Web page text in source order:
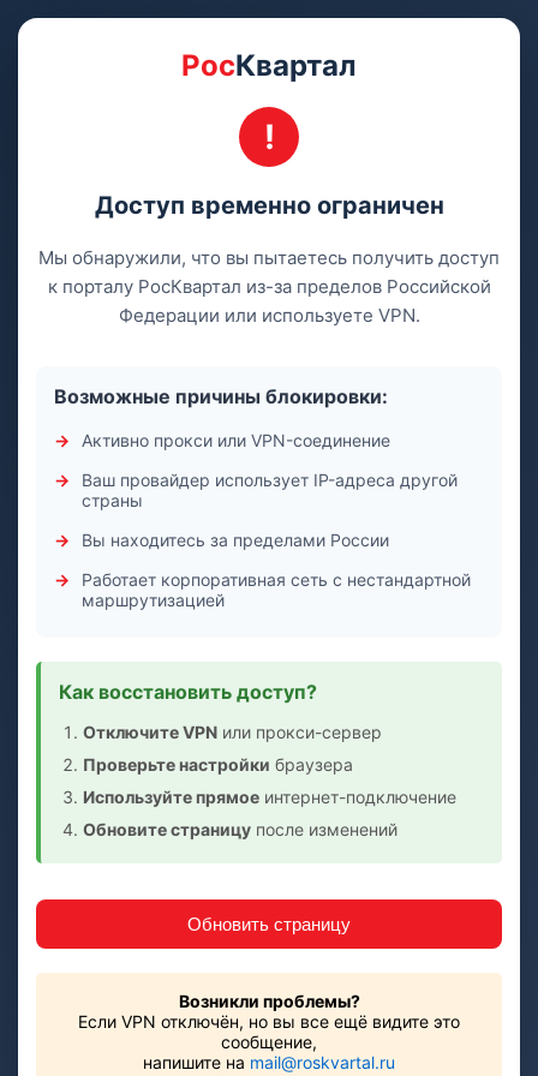
РосКвартал
Доступ временно ограничен
Мы обнаружили, что вы пытаетесь получить доступ
к порталу РосКвартал из-за пределов Российской
Федерации или используете VPN.
Возможные причины блокировки:
Активно прокси или VPN-соединение
Ваш провайдер использует IP-адреса другой
страны
Вы находитесь за пределами России
Работает корпоративная сеть с нестандартной
маршрутизацией
Как восстановить доступ?
Отключите VPN или прокси-сервер
Проверьте настройки браузера
Используйте прямое интернет-подключение
Обновите страницу после изменений
Обновить страницу
Возникли проблемы?
Если VPN отключён, но вы все ещё видите это
сообщение,
напишите на mail@roskvartal.ru